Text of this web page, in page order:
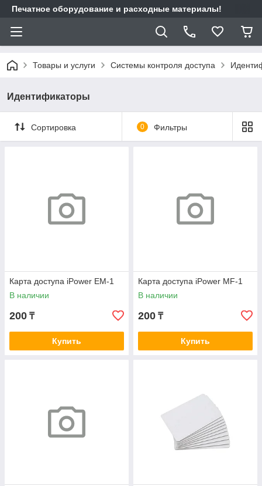
Печатное оборудование и расходные материалы!
Товары и услуги Системы контроля доступа
Идентификаторы
Сортировка 0 Фильтры
Карта доступа iPower EM-1
В наличии
200 ₸
Купить
Карта доступа iPower MF-1
В наличии
200 ₸
Купить